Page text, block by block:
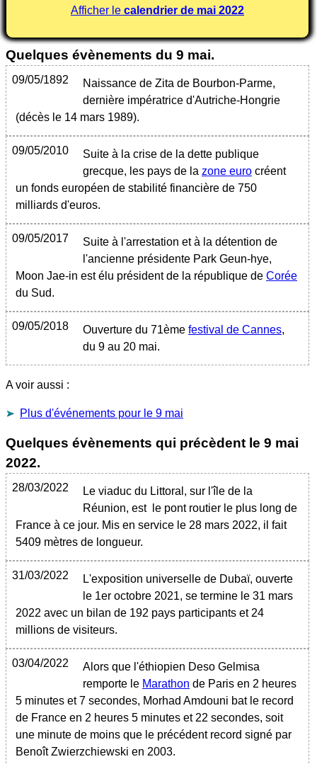
Afficher le calendrier de mai 2022
Quelques évènements du 9 mai.
09/05/1892
Naissance de Zita de Bourbon-Parme,
dernière impératrice d'Autriche-Hongrie
(décès le 14 mars 1989).
09/05/2010
Suite à la crise de la dette publique
grecque, les pays de la zone euro créent
un fonds européen de stabilité financière de 750
milliards d'euros.
09/05/2017
Suite à l'arrestation et à la détention de
l'ancienne présidente Park Geun-hye,
Moon Jae-in est élu président de la république de Corée
du Sud.
09/05/2018 Ouverture du 71ème festival de Cannes,
du 9 au 20 mai.
A voir aussi :
Plus d'événements pour le 9 mai
Quelques évènements qui précèdent le 9 mai
2022.
28/03/2022
Le viaduc du Littoral, sur l'île de la
Réunion, est le pont routier le plus long de
France à ce jour. Mis en service le 28 mars 2022, il fait
5409 mètres de longueur.
31/03/2022
L'exposition universelle de Dubaï, ouverte
le 1er octobre 2021, se termine le 31 mars
2022 avec un bilan de 192 pays participants et 24
millions de visiteurs.
03/04/2022
Alors que l'éthiopien Deso Gelmisa
remporte le Marathon de Paris en 2 heures
5 minutes et 7 secondes, Morhad Amdouni bat le record
de France en 2 heures 5 minutes et 22 secondes, soit
une minute de moins que le précédent record signé par
Benoît Zwierzchiewski en 2003.